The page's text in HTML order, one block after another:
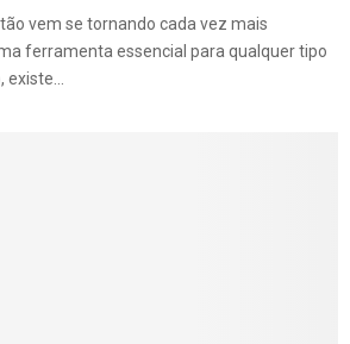
vem se tornando cada vez mais
ferramenta essencial para qualquer tipo